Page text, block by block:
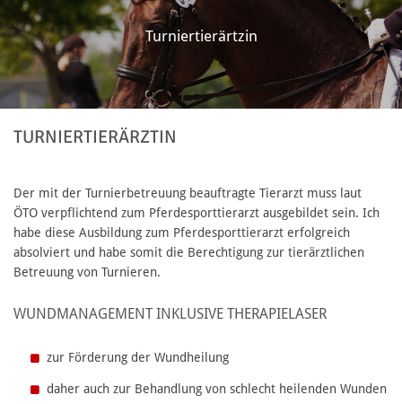
Turniertierärtzin
TURNIERTIERÄRZTIN
Der mit der Turnierbetreuung beauftragte Tierarzt muss laut
ÖTO verpflichtend zum Pferdesporttierarzt ausgebildet sein. Ich
habe diese Ausbildung zum Pferdesporttierarzt erfolgreich
absolviert und habe somit die Berechtigung zur tierärztlichen
Betreuung von Turnieren.
WUNDMANAGEMENT INKLUSIVE THERAPIELASER
zur Förderung der Wundheilung
daher auch zur Behandlung von schlecht heilenden Wunden